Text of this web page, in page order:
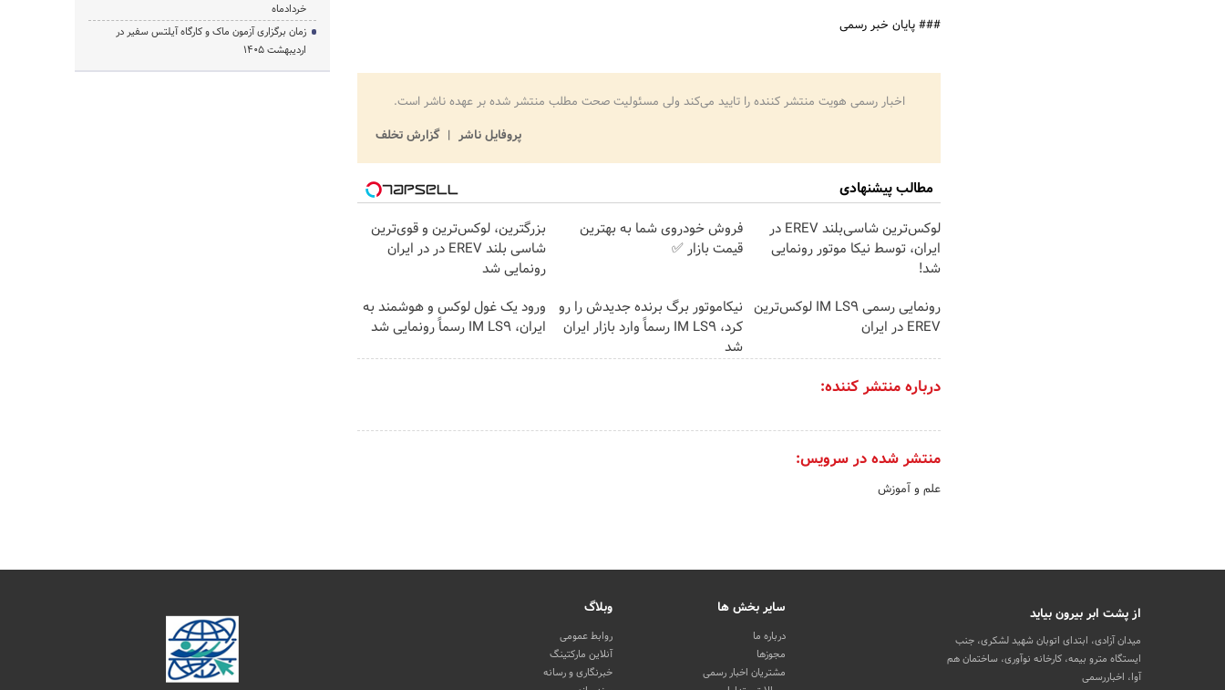
### پایان خبر رسمی
اخبار رسمی هویت منتشر کننده را تایید می‌کند ولی مسئولیت صحت مطلب منتشر شده بر عهده ناشر است.
پروفایل ناشر
گزارش تخلف
مطالب پیشنهادی
لوکس‌ترین شاسی‌بلند EREV در
ایران، توسط نیکا موتور رونمایی
شد!
فروش خودروی شما به بهترین
قیمت بازار ✅
بزرگترین، لوکس‌ترین و قوی‌ترین
شاسی بلند EREV در در ایران
رونمایی شد
رونمایی رسمی IM LS9 لوکس‌ترین
EREV در ایران
نیکاموتور برگ برنده جدیدش را رو
کرد، IM LS9 رسماً وارد بازار ایران
شد
ورود یک غول لوکس و هوشمند به
ایران، IM LS9 رسماً رونمایی شد
درباره منتشر کننده:
منتشر شده در سرویس:
علم و آموزش
خردادماه
زمان برگزاری آزمون ماک و کارگاه آیلتس سفیر در
اردیبهشت 1405
از پشت ابر بیرون بیاید
میدان آزادی، ابتدای اتوبان شهید لشکری، جنب
ایستگاه مترو بیمه، کارخانه نوآوری، ساختمان هم
آوا، اخباررسمی
سایر بخش ها
درباره ما
مجوزها
مشتریان اخبار رسمی
وبلاگ
روابط عمومی
آنلاین مارکتینگ
خبرنگاری و رسانه